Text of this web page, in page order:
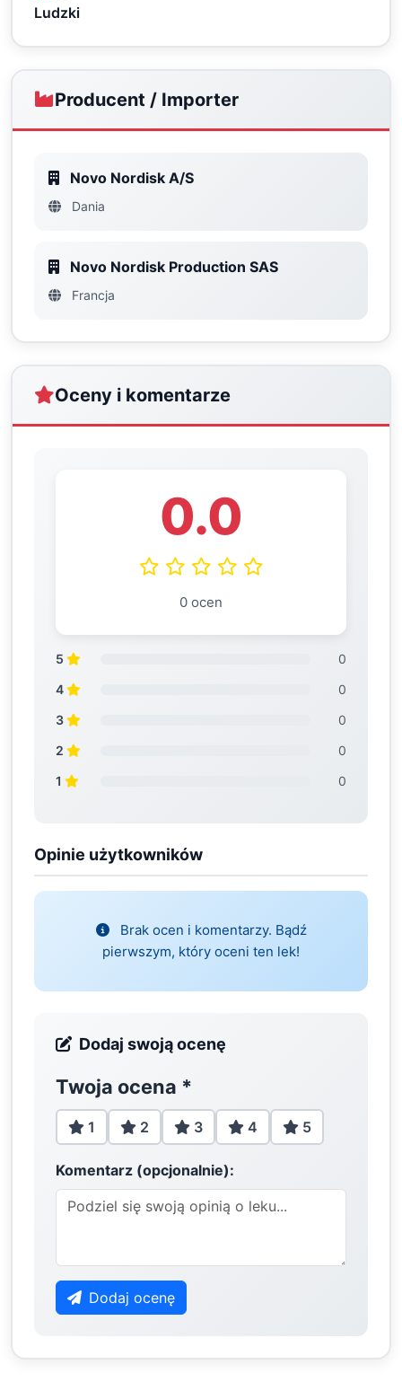
Ludzki
Producent / Importer
Novo Nordisk A/S
Dania
Novo Nordisk Production SAS
Francja
Oceny i komentarze
0.0
0 ocen
5
0
4
0
3
0
2
0
1
0
Opinie użytkowników
Brak ocen i komentarzy. Bądź
pierwszym, który oceni ten lek!
Dodaj swoją ocenę
Twoja ocena *
1 2 3 4 5
Komentarz (opcjonalnie):
Dodaj ocenę